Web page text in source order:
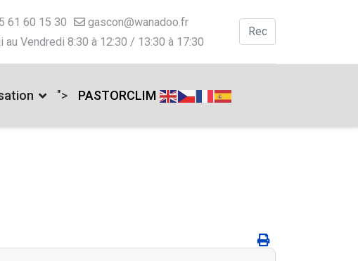
61 60 15 30
gascon@wanadoo.fr
au Vendredi 8:30 à 12:30 / 13:30 à 17:30
Valider
"> PASTORCLIM